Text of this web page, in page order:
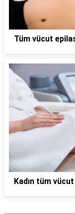
Tüm vücut
Kadın tüm